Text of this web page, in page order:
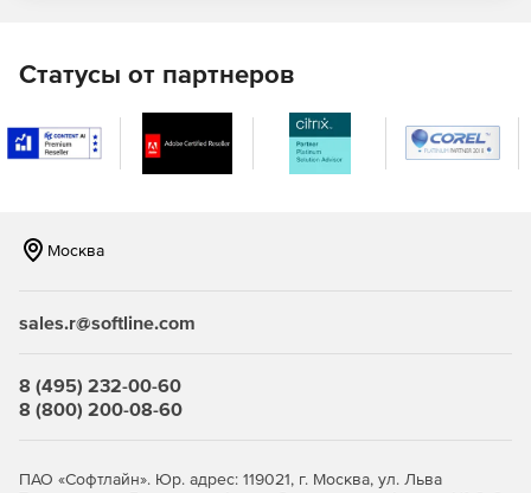
Статусы от партнеров
Москва
sales.r@softline.com
8 (495) 232-00-60
8 (800) 200-08-60
ПАО «Софтлайн». Юр. адрес: 119021, г. Москва, ул. Льва